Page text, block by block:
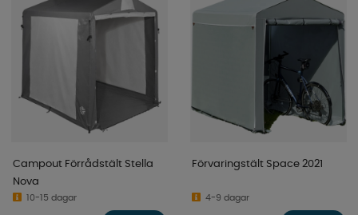
Campout Förrådstält Stella
Nova
10-15 dagar
Förvaringstält Space 2021
4-9 dagar